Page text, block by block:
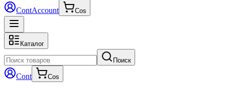
ContAccount Cos
Каталог
Поиск
Cont Cos